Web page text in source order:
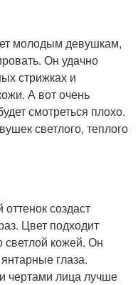
молодым девушкам,
Он удачно
стрижках и
А вот очень
смотреться плохо.
светлого, теплого
создаст
Цвет подходит
кожей. Он
глаза.
чертами лица лучше